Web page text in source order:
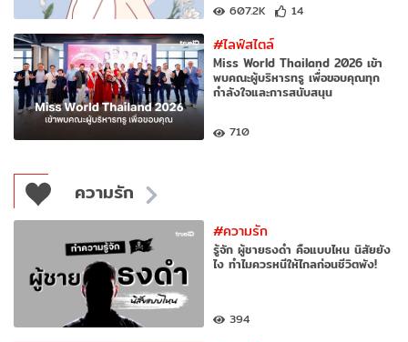
607.2K 14
#ไลฟ์สไตล์
Miss World Thailand 2026 เข้า
พบคณะผู้บริหารทรู เพื่อขอบคุณทุก
กำลังใจและการสนับสนุน
710
ความรัก
#ความรัก
รู้จัก ผู้ชายธงดำ คือแบบไหน นิสัยยัง
ไง ทำไมควรหนีให้ไกลก่อนชีวิตพัง!
394